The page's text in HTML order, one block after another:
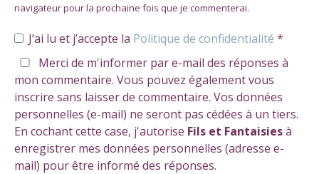
navigateur pour la prochaine fois que je commenterai.
J’ai lu et j’accepte la Politique de confidentialité *
Merci de m'informer par e-mail des réponses à
mon commentaire. Vous pouvez également vous
inscrire sans laisser de commentaire. Vos données
personnelles (e-mail) ne seront pas cédées à un tiers.
En cochant cette case, j'autorise Fils et Fantaisiesà
enregistrer mes données personnelles (adresse e-
mail) pour être informé des réponses.